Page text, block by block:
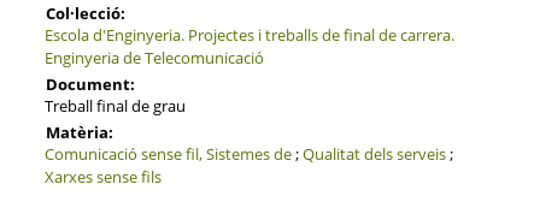
Col·lecció:
Escola d'Enginyeria. Projectes i treballs de final de carrera.
Enginyeria de Telecomunicació
Document:
Treball final de grau
Matèria:
Comunicació sense fil, Sistemes de;Qualitat dels serveis;
Xarxes sense fils